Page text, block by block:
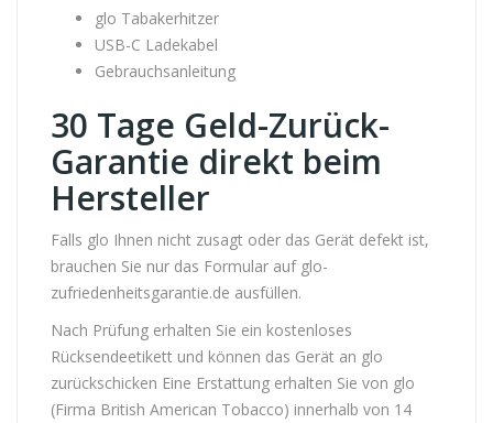
glo Tabakerhitzer
USB-C Ladekabel
Gebrauchsanleitung
30 Tage Geld-Zurück-
Garantie direkt beim
Hersteller
Falls glo Ihnen nicht zusagt oder das Gerät defekt ist,
brauchen Sie nur das Formular auf glo-
zufriedenheitsgarantie.de ausfüllen.
Nach Prüfung erhalten Sie ein kostenloses
Rücksendeetikett und können das Gerät an glo
zurückschicken Eine Erstattung erhalten Sie von glo
(Firma British American Tobacco) innerhalb von 14